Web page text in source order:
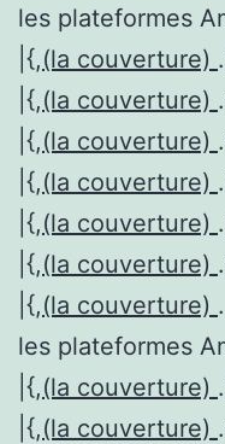
les plateformes
|{,(la couverture)
|{,(la couverture)
|{,(la couverture)
|{,(la couverture)
|{,(la couverture)
|{,(la couverture)
|{,(la couverture)
les plateformes
|{,(la couverture)
|{,(la couverture)